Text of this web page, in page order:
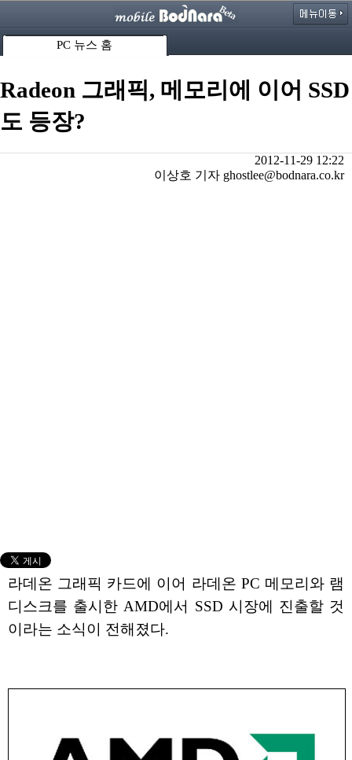
PC 뉴스 홈
Radeon 그래픽, 메모리에 이어 SSD
도 등장?
2012-11-29 12:22
이상호 기자 ghostlee@bodnara.co.kr
라데온 그래픽 카드에 이어 라데온 PC 메모리와 램
디스크를 출시한 AMD에서 SSD 시장에 진출할 것
이라는 소식이 전해졌다.